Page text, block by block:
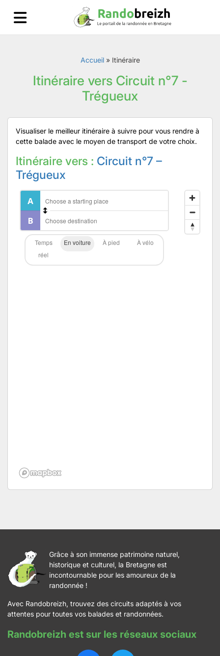
Accueil» Itinéraire
Itinéraire vers Circuit n°7 -
Trégueux
Visualiser le meilleur itinéraire à suivre pour vous rendre à
cette balade avec le moyen de transport de votre choix.
Itinéraire vers : Circuit n°7 –
Trégueux
Grâce à son immense patrimoine naturel,
historique et culturel, la Bretagne est
incontournable pour les amoureux de la
randonnée !
Avec Randobreizh, trouvez des circuits adaptés à vos
attentes pour toutes vos balades et randonnées.
Randobreizh est sur les réseaux sociaux